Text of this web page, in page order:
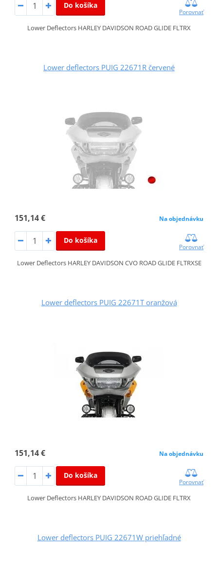
Do košíka
Porovnať
Lower Deflectors HARLEY DAVIDSON ROAD GLIDE FLTRX
Lower deflectors PUIG 22671R červené
151,14 € Na objednávku
Do košíka
Porovnať
Lower Deflectors HARLEY DAVIDSON CVO ROAD GLIDE FLTRXSE
Lower deflectors PUIG 22671T oranžová
151,14 € Na objednávku
Do košíka
Porovnať
Lower Deflectors HARLEY DAVIDSON ROAD GLIDE FLTRX
Lower deflectors PUIG 22671W priehľadné